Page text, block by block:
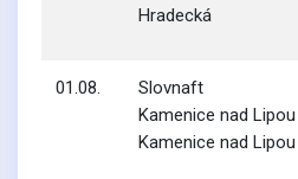
Hradecká
01.08.
Slovnaft
Kamenice nad Lipou
Kamenice nad Lipou